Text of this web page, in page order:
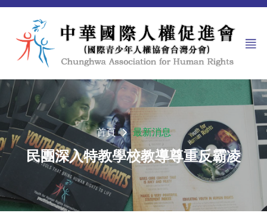
首頁 最新消息
民團深入特教學校教導尊重反霸凌